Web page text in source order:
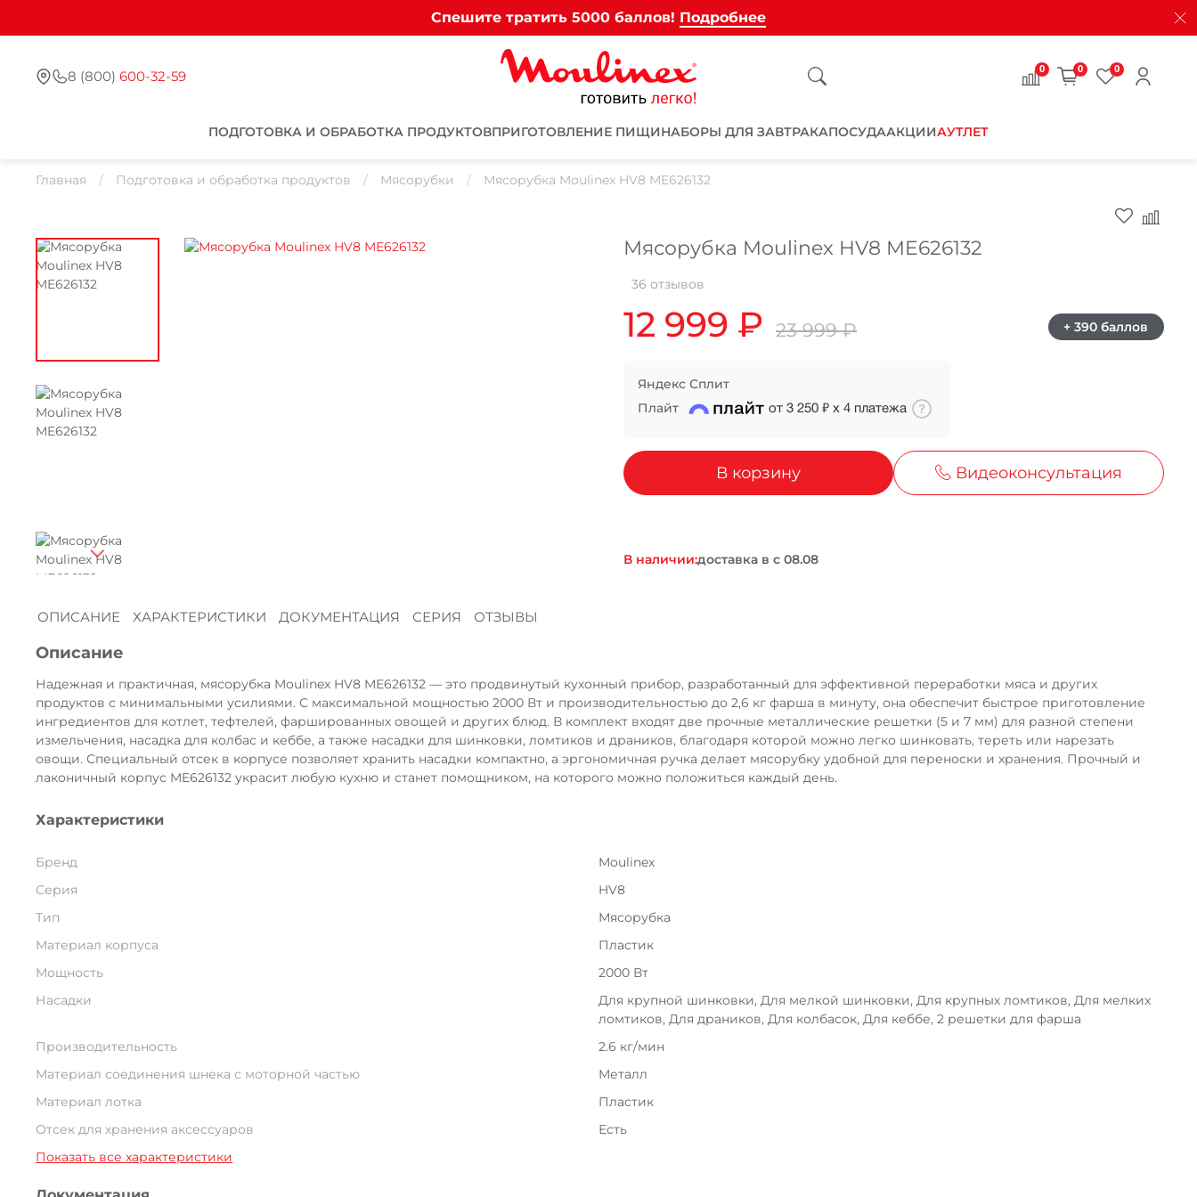
Спешите тратить 5000 баллов! Подробнее
8 (800) 600-32-59 0 0 0
ПОДГОТОВКА И ОБРАБОТКА ПРОДУКТОВПРИГОТОВЛЕНИЕ ПИЩИНАБОРЫ ДЛЯ ЗАВТРАКАПОСУДААКЦИИАУТЛЕТ
Главная Подготовка и обработка продуктов Мясорубки Мясорубка Moulinex HV8 ME626132
Мясорубка Moulinex HV8 ME626132
36 отзывов
12 999 ₽ 23 999 ₽ + 390 баллов
В корзину Видеоконсультация
Яндекс Сплит
Плайт
от 3 250 ₽х 4платежа
В наличии:доставка в
ОПИСАНИЕ ХАРАКТЕРИСТИКИ ДОКУМЕНТАЦИЯ СЕРИЯ ОТЗЫВЫ
Описание
Надежная и практичная, мясорубка Moulinex HV8 ME626132 — это продвинутый кухонный прибор, разработанный для эффективной переработки мяса и других
продуктов с минимальными усилиями. С максимальной мощностью 2000 Вт и производительностью до 2,6 кг фарша в минуту, она обеспечит быстрое приготовление
ингредиентов для котлет, тефтелей, фаршированных овощей и других блюд. В комплект входят две прочные металлические решетки (5 и 7 мм) для разной степени
измельчения, насадка для колбас и кеббе, а также насадки для шинковки, ломтиков и драников, благодаря которой можно легко шинковать, тереть или нарезать
овощи. Специальный отсек в корпусе позволяет хранить насадки компактно, а эргономичная ручка делает мясорубку удобной для переноски и хранения. Прочный и
лаконичный корпус ME626132 украсит любую кухню и станет помощником, на которого можно положиться каждый день.
Характеристики
Бренд
Moulinex
Серия
HV8
Тип
Мясорубка
Материал корпуса
Пластик
Мощность
2000 Вт
Насадки
Для крупной шинковки, Для мелкой шинковки, Для крупных ломтиков, Для мелких
ломтиков, Для драников, Для колбасок, Для кеббе, 2 решетки для фарша
Производительность
2.6 кг/мин
Материал соединения шнека с моторной частью
Металл
Материал лотка
Пластик
Отсек для хранения аксессуаров
Есть
Показать все характеристики
в корзину
Получайте товарвыбранный способом
Оставшиеся75% будутсписываться
раз в 2
8 800 302-02-51
plait.ru